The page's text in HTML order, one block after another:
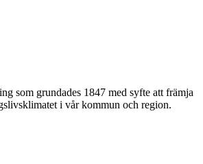
som grundades 1847 med syfte att främja
i vår kommun och region.